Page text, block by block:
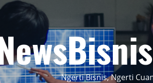
Ngerti Bisnis, Ngerti